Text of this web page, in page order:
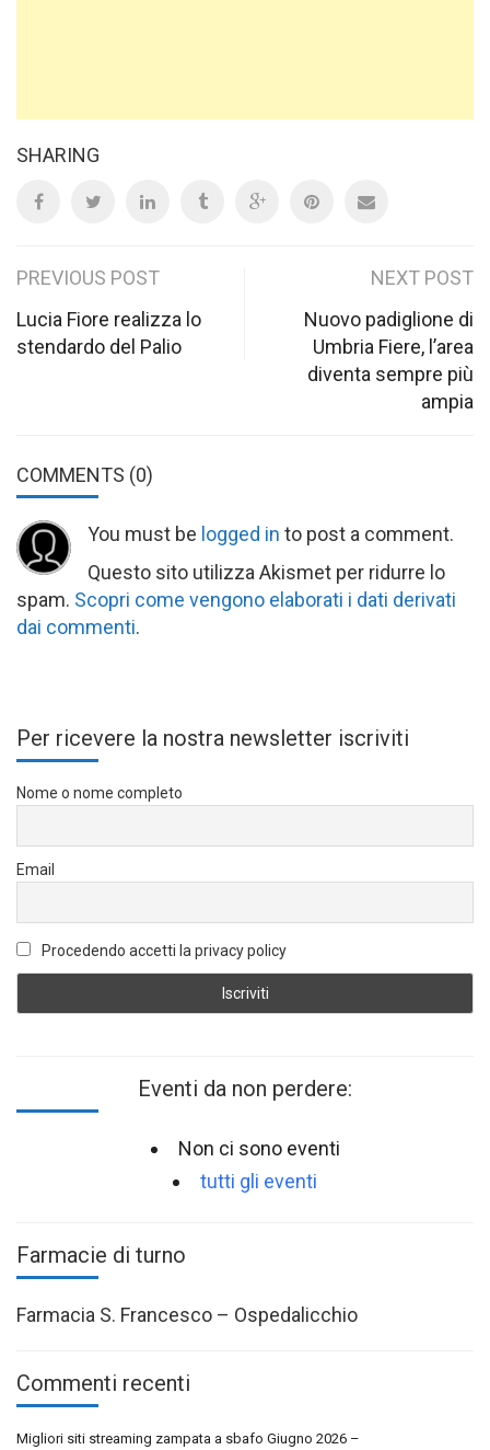
SHARING
Post
navigation
PREVIOUS POST
Lucia Fiore realizza lo
stendardo del Palio
NEXT POST
Nuovo padiglione di
Umbria Fiere, l’area
diventa sempre più
ampia
COMMENTS (0)
You must be logged in to post a comment.
Questo sito utilizza Akismet per ridurre lo
spam. Scopri come vengono elaborati i dati derivati
dai commenti.
Per ricevere la nostra newsletter iscriviti
Nome o nome completo
Email
Procedendo accetti la privacy policy
Eventi da non perdere:
Non ci sono eventi
tutti gli eventi
Farmacie di turno
Farmacia S. Francesco – Ospedalicchio
Commenti recenti
Migliori siti streaming zampata a sbafo Giugno 2026 –